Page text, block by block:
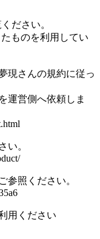
ださい。
ものを利用してい
現さんの規約に従っ
運営側へ依頼しま
い。
参照ください。
用ください